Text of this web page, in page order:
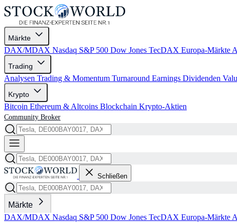
Märkte
DAX/MDAX Nasdaq S&P 500 Dow Jones TecDAX Europa-Märkte
Trading
Analysen Trading & Momentum Turnaround Earnings Dividenden
Krypto
Bitcoin Ethereum & Altcoins Blockchain Krypto-Aktien
Community Broker
Schließen
Märkte
DAX/MDAX Nasdaq S&P 500 Dow Jones TecDAX Europa-Märkte